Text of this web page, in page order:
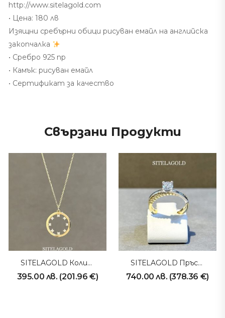
http://www.sitelagold.com
• Цена: 180 лв
Изящни сребърни обици рисуван емайл на английска
закопчалка
• Сребро 925 пр
• Камък: рисуван емайл
• Сертификат за качество
Свързани Продукти
SITELAGOLD Колие 231013
395.00 лв. (201.96€)
SITELAGOLD Пръстен 231008
740.00лв. (378.36 €)